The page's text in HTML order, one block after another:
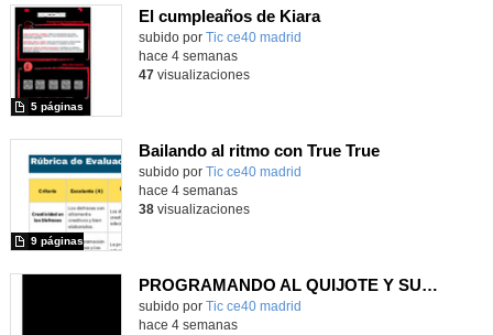
El cumpleaños de Kiara
subido por Tic ce40 madrid
5 páginas
hace 4 semanas
47visualizaciones
Bailando al ritmo con True True
subido por Tic ce40 madrid
9 páginas
hace 4 semanas
38visualizaciones
PROGRAMANDO AL QUIJOTE Y SUS MOLINOS
subido por Tic ce40 madrid
hace 4 semanas